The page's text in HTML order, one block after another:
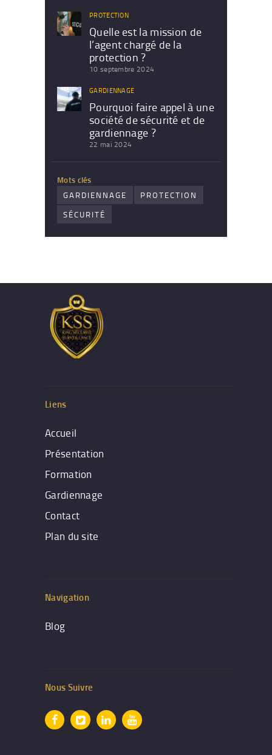
PROTECTION
Quelle est la mission de
l’agent chargé de la
protection ?
10 septembre 2024
GARDIENNAGE
Pourquoi faire appel à une
société de sécurité et de
gardiennage ?
22 mai 2024
Mots clés
GARDIENNAGE
PROTECTION
SÉCURITÉ
Liens
Accueil
Présentation
Formation
Gardiennage
Contact
Plan du site
Navigation
Blog
Nous Suivre